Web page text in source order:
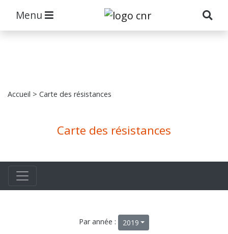
Menu
Accueil > Carte des résistances
Carte des résistances
Par année : 2019